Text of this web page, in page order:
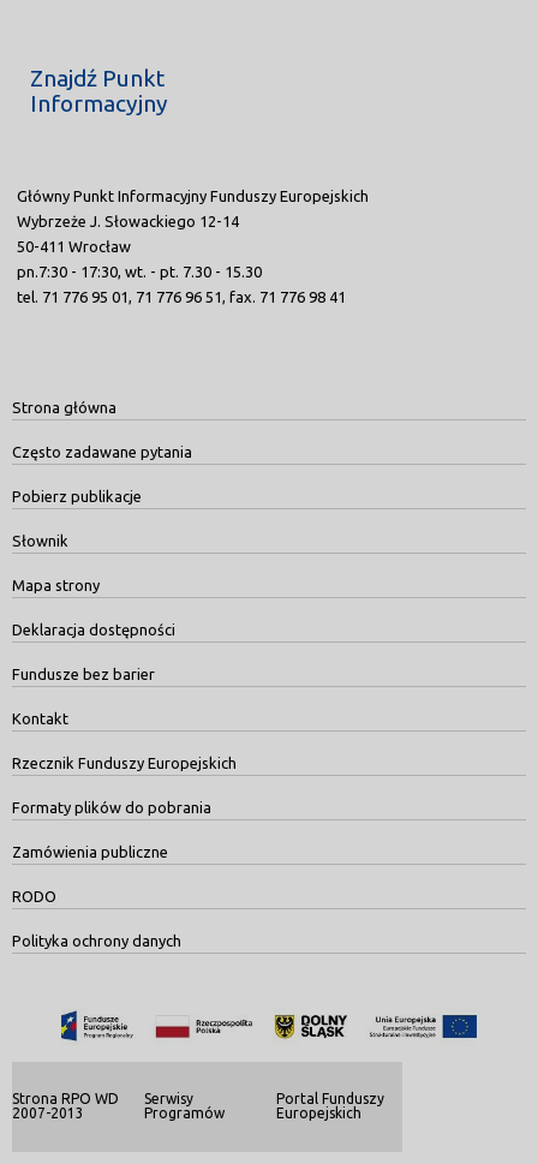
Znajdź Punkt
Informacyjny
Główny Punkt Informacyjny Funduszy Europejskich
Wybrzeże J. Słowackiego 12-14
50-411 Wrocław
pn.7:30 - 17:30, wt. - pt. 7.30 - 15.30
tel. 71 776 95 01, 71 776 96 51, fax. 71 776 98 41
Strona główna
Często zadawane pytania
Pobierz publikacje
Słownik
Mapa strony
Deklaracja dostępności
Fundusze bez barier
Kontakt
Rzecznik Funduszy Europejskich
Formaty plików do pobrania
Zamówienia publiczne
RODO
Polityka ochrony danych
Strona RPO WD
2007-2013
Serwisy
Programów
Portal Funduszy
Europejskich